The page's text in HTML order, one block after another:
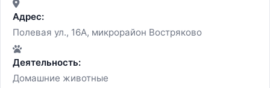
Адрес:
Полевая ул., 16А, микрорайон Востряково
Деятельность:
Домашние животные